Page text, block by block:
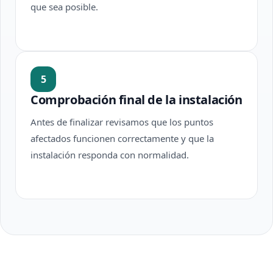
que sea posible.
5
Comprobación final de la instalación
Antes de finalizar revisamos que los puntos
afectados funcionen correctamente y que la
instalación responda con normalidad.